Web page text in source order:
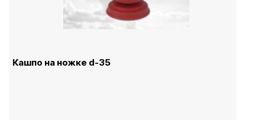
Кашпо на ножке d-35